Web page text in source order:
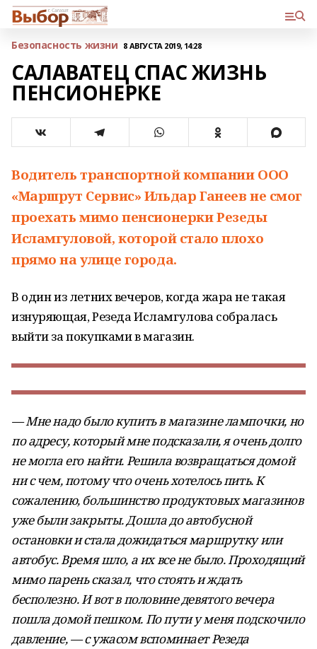
Безопасность жизни 8 АВГУСТА 2019, 14:28
САЛАВАТЕЦ СПАС ЖИЗНЬ
ПЕНСИОНЕРКЕ
Водитель транспортной компании ООО
«Маршрут Сервис» Ильдар Ганеев не смог
проехать мимо пенсионерки Резеды
Исламгуловой, которой стало плохо
прямо на улице города.
В один из летних вечеров, когда жара не такая
изнуряющая, Резеда Исламгулова собралась
выйти за покупками в магазин.
— Мне надо было купить в магазине лампочки, но
по адресу, который мне подсказали, я очень долго
не могла его найти. Решила возвращаться домой
ни с чем, потому что очень хотелось пить. К
сожалению, большинство продуктовых магазинов
уже были закрыты. Дошла до автобусной
остановки и стала дожидаться маршрутку или
автобус. Время шло, а их все не было. Проходящий
мимо парень сказал, что стоять и ждать
бесполезно. И вот в половине девятого вечера
пошла домой пешком. По пути у меня подскочило
давление, — с ужасом вспоминает Резеда